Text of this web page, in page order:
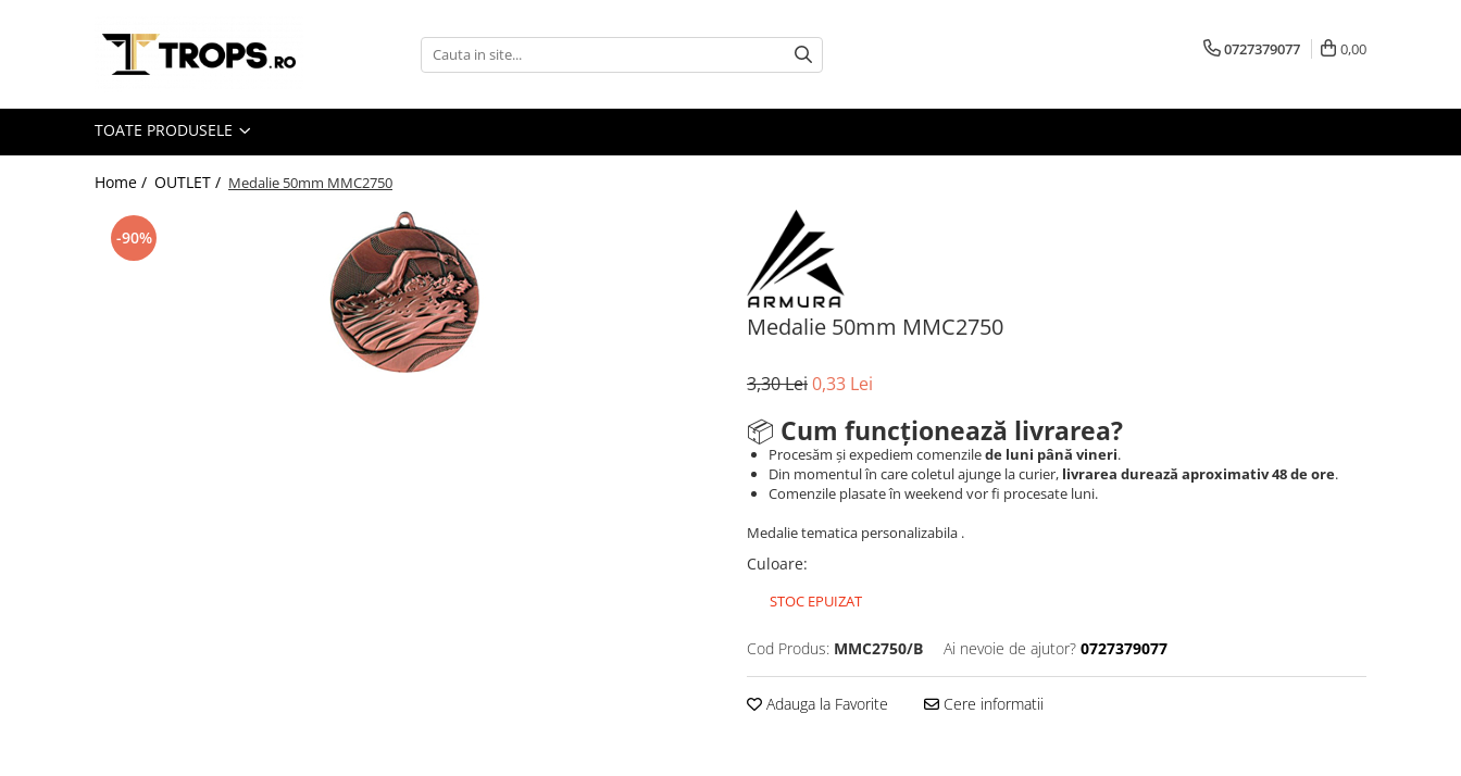
Toate Produsele
0727379077 0,00
TOATE PRODUSELE
Home / OUTLET / Medalie 50mm MMC2750
Medalie 50mm MMC2750
-90%
3,30 Lei0,33 Lei
📦 Cum funcționează livrarea?
Procesăm și expediem comenzilede luni până vineri.
Din momentul în care coletul ajunge la curier, livrarea durează aproximativ 48 de ore.
Comenzile plasate în weekend vor fi procesate luni.
Medalie tematica personalizabila .
Culoare:
STOC EPUIZAT
Cod Produs: MMC2750/B Ai nevoie de ajutor? 0727379077
Adauga la Favorite Cere informatii